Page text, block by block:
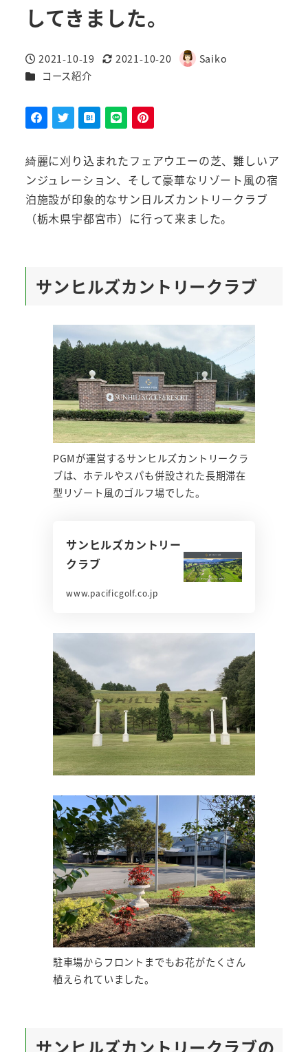
してきました。
投稿日
2021-10-19
更新日
2021-10-20
著
Saiko
カテゴリー
コース紹介
綺麗に刈り込まれたフェアウエーの芝、難しいア
ンジュレーション、そして豪華なリゾート風の宿
泊施設が印象的なサン日ルズカントリークラブ
（栃木県宇都宮市）に行って来ました。
サンヒルズカントリークラブ
PGMが運営するサンヒルズカントリークラ
ブは、ホテルやスパも併設された長期滞在
型リゾート風のゴルフ場でした。
サンヒルズカントリー
クラブ
www.pacificgolf.co.jp
駐車場からフロントまでもお花がたくさん
植えられていました。
サンヒルズカントリークラブの